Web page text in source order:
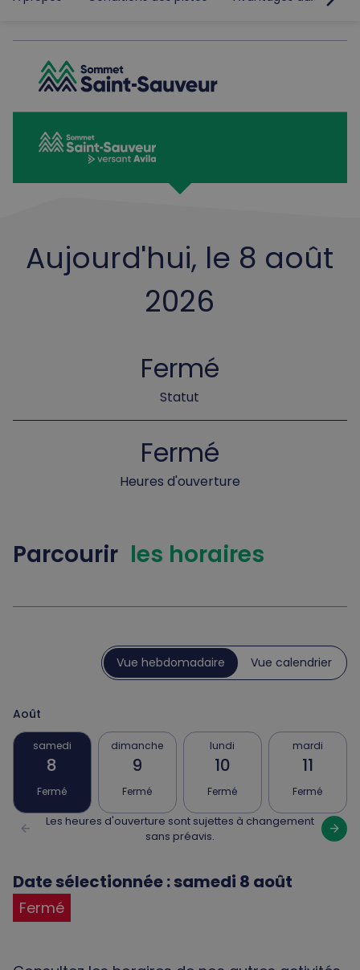
Aujourd'hui, le 8 août
2026
Fermé
Statut
Fermé
Heures d'ouverture
Parcourir les horaires
Vue hebdomadaire Vue calendrier
Août
samedi
8
Fermé
dimanche
9
Fermé
lundi
10
Fermé
mardi
11
Fermé
arrow_back
Les heures d'ouverture sont sujettes à changement
sans préavis.
arrow_forward
Date sélectionnée : samedi 8 août
Fermé